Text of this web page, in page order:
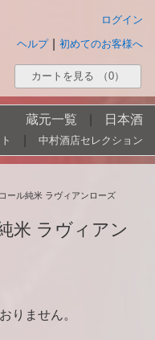
ログイン
初めてのお客様へ
ヘルプ
カートを見る （0）
蔵元一覧 日本酒
中村酒店セレクション
ール純米 ラヴィアンローズ
米 ラヴィアン
りません。